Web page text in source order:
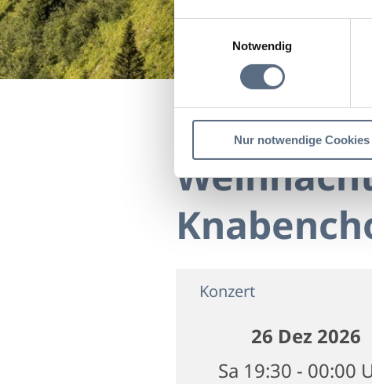
Einwilligungsauswahl
Notwendig
Nur notwendige Cookies
Konzert
26 Dez 2026
Sa 19:30 - 00:00